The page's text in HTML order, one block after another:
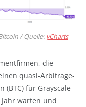
/ Quelle:yCharts
die
quasi-Arbitrage-
(BTC) für Grayscale
warten und